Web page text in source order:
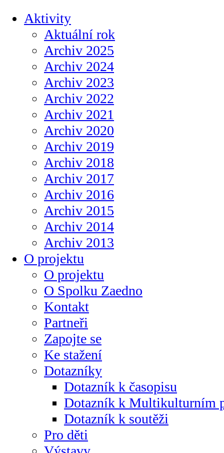
Aktivity
Aktuální rok
Archiv 2025
Archiv 2024
Archiv 2023
Archiv 2022
Archiv 2021
Archiv 2020
Archiv 2019
Archiv 2018
Archiv 2017
Archiv 2016
Archiv 2015
Archiv 2014
Archiv 2013
O projektu
O projektu
O Spolku Zaedno
Kontakt
Partneři
Zapojte se
Ke stažení
Dotazníky
Dotazník k časopisu
Dotazník k Multikulturním
Dotazník k soutěži
Pro děti